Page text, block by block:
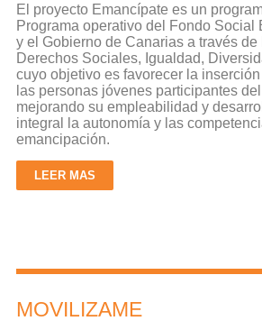
El proyecto Emancípate es un
Programa operativo del Fondo Social
y el Gobierno de Canarias a través
Derechos Sociales, Igualdad,
cuyo objetivo es favorecer la
las personas jóvenes participantes
mejorando su empleabilidad y
integral la autonomía y las
emancipación.
LEER MAS
MOVILIZAME